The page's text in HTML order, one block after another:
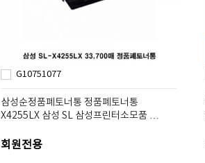
G10751077
삼성순정품폐토너통 정품폐토너통
X4255LX 삼성 SL 삼성프린터소모품 …
회원전용